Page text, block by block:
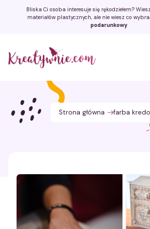
Bliska Ci osoba interesuje się rękodziełem?
materiałów plastycznych, ale nie wiesz co
podarunkowy
Kreatywnie.com
Strona główna farba